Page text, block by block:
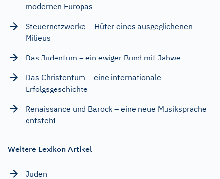
modernen Europas
Steuernetzwerke – Hüter eines ausgeglichenen
Milieus
Das Judentum – ein ewiger Bund mit Jahwe
Das Christentum – eine internationale
Erfolgsgeschichte
Renaissance und Barock – eine neue Musiksprache
entsteht
Weitere Lexikon Artikel
Juden